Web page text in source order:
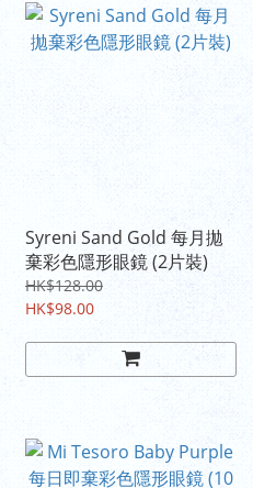
Syreni Sand Gold 每月拋
棄彩色隱形眼鏡 (2片裝)
HK$128.00
HK$98.00